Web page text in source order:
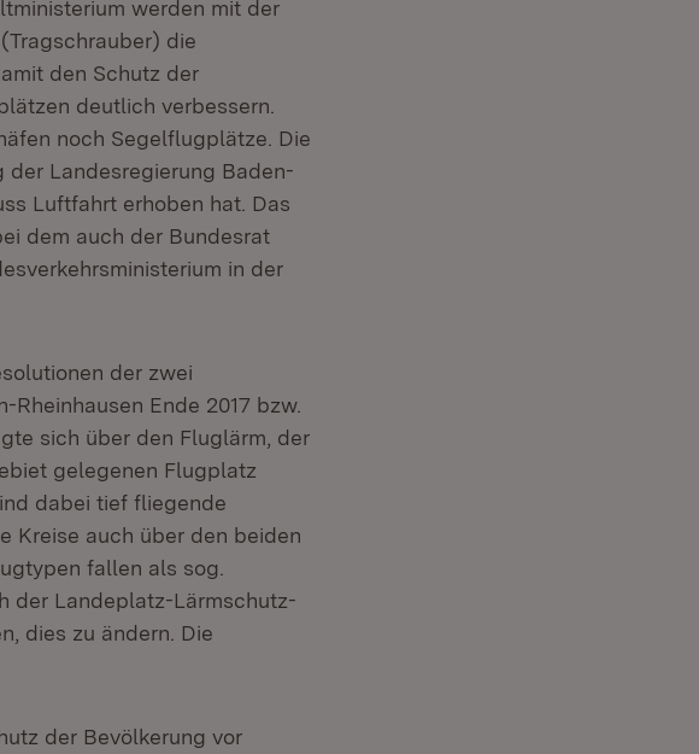
werden mit der
die
den Schutz der
deutlich verbessern.
noch Segelflugplätze. Die
der Landesregierung Baden-
Luftfahrt erhoben hat. Das
dem auch der Bundesrat
in der
der zwei
Ende 2017 bzw.
sich über den Fluglärm, der
gelegenen Flugplatz
dabei tief fliegende
Kreise auch über den beiden
fallen als sog.
der Landeplatz-Lärmschutz-
dies zu ändern. Die
der Bevölkerung vor